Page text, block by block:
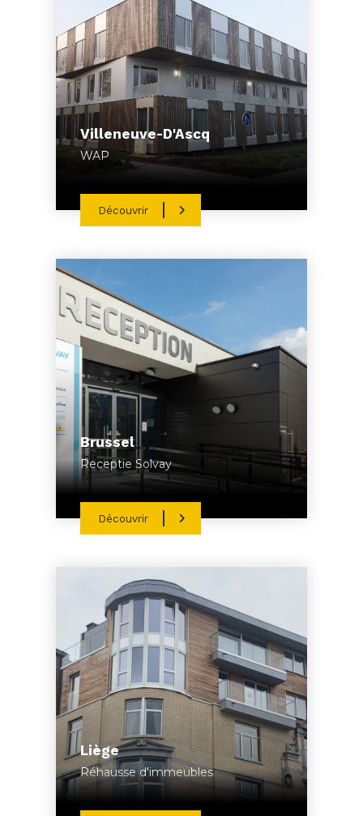
Villeneuve-D'Ascq
WAP
Découvrir
Brussel
Receptie Solvay
Découvrir
Liège
Réhausse d'immeubles